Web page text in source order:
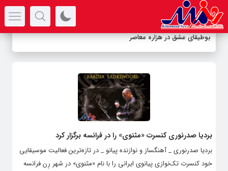
بوطیقای عشق در هزاره معاصر
بردیا صدرنوری کنسرت «مثنوی» را در فرانسه برگزار کرد
بردیا صدرنوری _ آهنگساز و نوازنده پیانو _ در تازه‌ترین فعالیت موسیقایی
خود کنسرت تک‌نوازی پیانوی ایرانی را با نام «مثنوی» در شهر رِن فرانسه